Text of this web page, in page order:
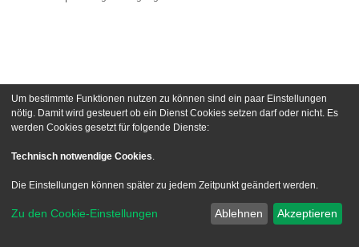
Um bestimmte Funktionen nutzen zu können sind ein paar Einstellungen
nötig. Damit wird gesteuert ob ein Dienst Cookies setzen darf oder nicht. Es
werden Cookies gesetzt für folgende Dienste:
Technisch notwendige Cookies.
Die Einstellungen können später zu jedem Zeitpunkt geändert werden.
Zu den Cookie-Einstellungen Ablehnen Akzeptieren